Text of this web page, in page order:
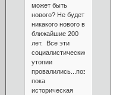
может быть
нового? Не будет
никакого нового в
ближайшие 200
лет. Все эти
социалистические
утопии
провалились...поэтому
пока
историческая